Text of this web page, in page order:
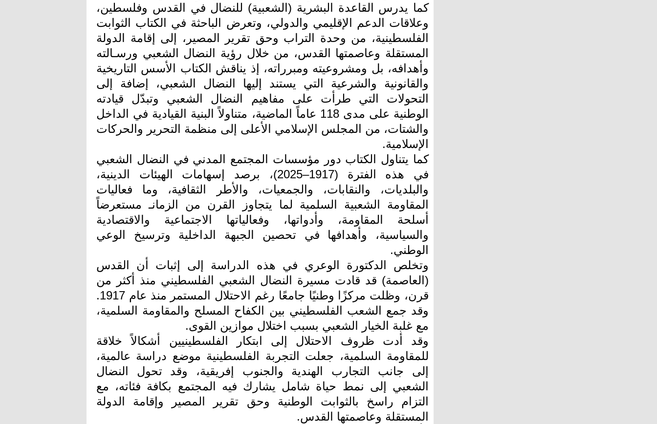
كما يدرس القاعدة البشرية (الشعبية) للنضال في القدس وفلسطين،
وعلاقات الدعم الإقليمي والدولي، وتعرض الباحثة في الكتاب الثوابت
الفلسطينية، من وحدة التراب وحق تقرير المصير، إلى إقامة الدولة
المستقلة وعاصمتها القدس، من خلال رؤية النضال الشعبي ورسـالته
وأهدافه، بل ومشروعيته ومبرراته، إذ يناقش الكتاب الأسس التاريخية
والقانونية والشرعية التي يستند إليها النضال الشعبي، إضافة إلى
التحولات التي طرأت على مفاهيم النضال الشعبي وتبدّل قيادته
الوطنية على مدى 118 عاماً الماضية، متناولاً البنية القيادية في الداخل
والشتات، من المجلس الإسلامي الأعلى إلى منظمة التحرير والحركات
الإسلامية.
كما يتناول الكتاب دور مؤسسات المجتمع المدني في النضال الشعبي
في هذه الفترة (1917–2025)، برصد إسهامات الهيئات الدينية،
والبلديات، والنقابات، والجمعيات، والأطر الثقافية، وما فعاليات
المقاومة الشعبية السلمية لما يتجاوز القرن من الزمانـ مستعرضاً
أسلحة المقاومة، وأدواتها، وفعالياتها الاجتماعية والاقتصادية
والسياسية، وأهدافها في تحصين الجبهة الداخلية وترسيخ الوعي
الوطني.
وتخلص الدكتورة الوعري في هذه الدراسة إلى إثبات أن القدس
(العاصمة) قد قادت مسيرة النضال الشعبي الفلسطيني منذ أكثر من
قرن، وظلت مركزًا وطنيًا جامعًا رغم الاحتلال المستمر منذ عام 1917.
وقد جمع الشعب الفلسطيني بين الكفاح المسلح والمقاومة السلمية،
مع غلبة الخيار الشعبي بسبب اختلال موازين القوى.
وقد أدت ظروف الاحتلال إلى ابتكار الفلسطينيين أشكالاً خلاقة
للمقاومة السلمية، جعلت التجربة الفلسطينية موضع دراسة عالمية،
إلى جانب التجارب الهندية والجنوب إفريقية، وقد تحول النضال
الشعبي إلى نمط حياة شامل يشارك فيه المجتمع بكافة فئاته، مع
التزام راسخ بالثوابت الوطنية وحق تقرير المصير وإقامة الدولة
المستقلة وعاصمتها القدس.